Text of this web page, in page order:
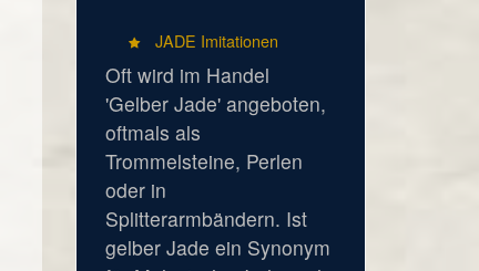
JADE Imitationen
Oft wird im Handel
'Gelber Jade' angeboten,
oftmals als
Trommelsteine, Perlen
oder in
Splitterarmbändern. Ist
gelber Jade ein Synonym